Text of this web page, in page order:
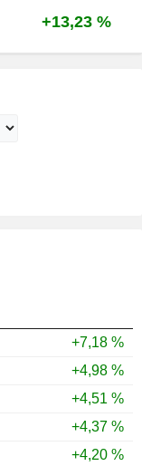
+13,23 %
+7,18 %
+4,98 %
+4,51 %
+4,37 %
+4,20 %